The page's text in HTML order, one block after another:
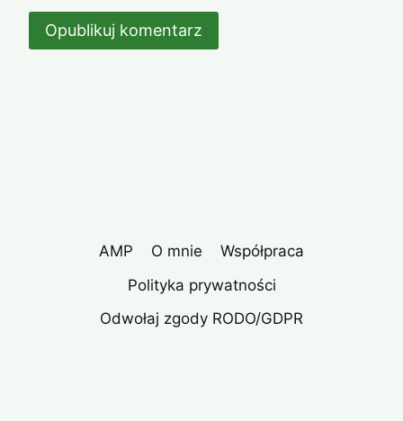
AMP O mnie
Współpraca
Polityka prywatności
Odwołaj zgody RODO/GDPR